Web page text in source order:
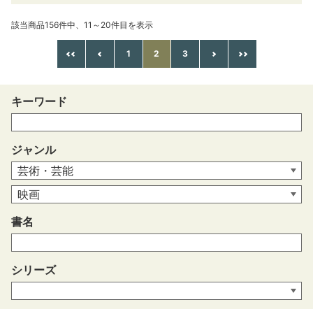
該当商品156件中、11～20件目を表示
1 2 3
キーワード
ジャンル
書名
シリーズ